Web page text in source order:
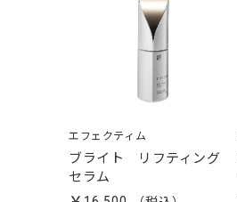
エフェクティム
ブライト リフティング
セラム